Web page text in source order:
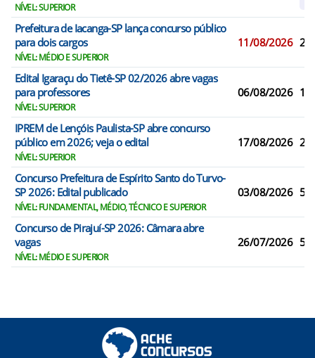
NÍVEL: SUPERIOR
Prefeitura de Iacanga-SP lança concurso público
para dois cargos
NÍVEL: MÉDIO E SUPERIOR
11/08/2026 2
Edital Igaraçu do Tietê-SP 02/2026 abre vagas
para professores
NÍVEL: SUPERIOR
06/08/2026 12
IPREM de Lençóis Paulista-SP abre concurso
público em 2026; veja o edital
NÍVEL: SUPERIOR
17/08/2026 2
Concurso Prefeitura de Espírito Santo do Turvo-
SP 2026: Edital publicado
NÍVEL: FUNDAMENTAL, MÉDIO, TÉCNICO E SUPERIOR
03/08/2026 5
Concurso de Pirajuí-SP 2026: Câmara abre
vagas
NÍVEL: MÉDIO E SUPERIOR
26/07/2026 5